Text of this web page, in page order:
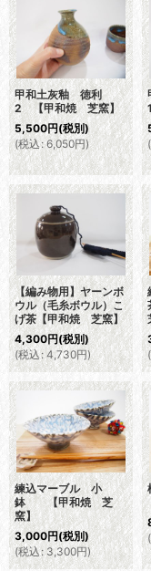
甲和土灰釉 徳利
2 【甲和焼 芝窯】
5,500円(税別)
(税込: 6,050円)
(
【編み物用】ヤーンボ
ウル（毛糸ボウル）こ
げ茶【甲和焼 芝窯】
4,300円(税別)
(税込: 4,730円)
(
練込マーブル 小
鉢 【甲和焼 芝
窯】
3,000円(税別)
(税込: 3,300円)
(